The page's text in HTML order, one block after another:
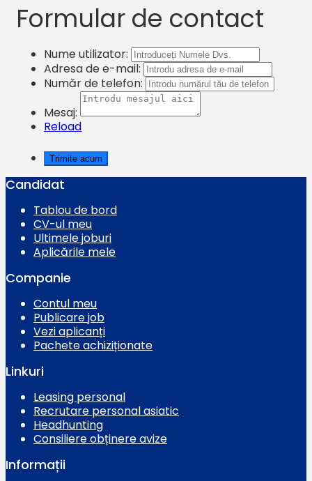
Formular de contact
Nume utilizator:
Adresa de e-mail:
Număr de telefon:
Mesaj:
Reload
Candidat
Tablou de bord
CV-ul meu
Ultimele joburi
Aplicările mele
Companie
Contul meu
Publicare job
Vezi aplicanți
Pachete achiziționate
Linkuri
Leasing personal
Recrutare personal asiatic
Headhunting
Consiliere obținere avize
Informații